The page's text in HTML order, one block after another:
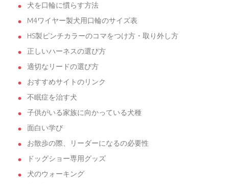
犬を口輪に慣らす方法
M4ワイヤー製犬用口輪のサイズ表
HS製ピンチカラーのコマをつけ方・取り外し方
正しいハーネスの選び方
適切なリードの選び方
おすすめサイトのリンク
不眠症を治す犬
子供がいる家族に向かっている犬種
面白い学び
お散歩の際、リーダーになるの必要性
ドッグショー専用グッズ
犬のウォーキング